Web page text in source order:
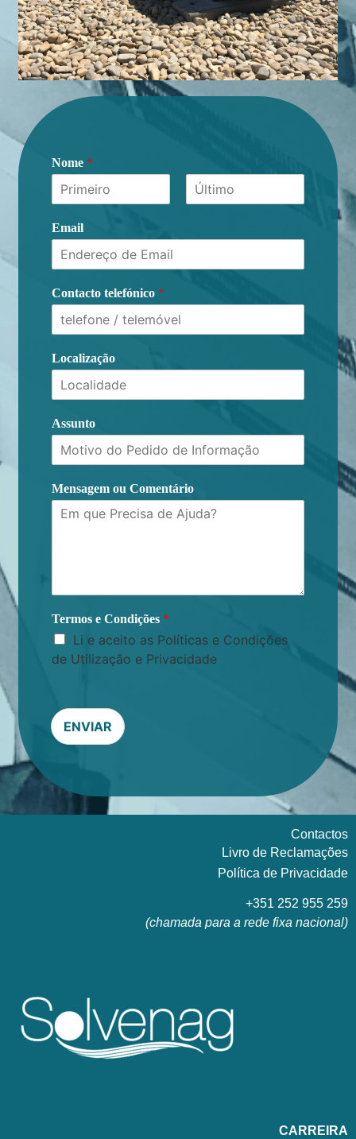
Nome *
Email
Contacto telefónico *
Localização
Assunto
Mensagem ou Comentário
Termos e Condições *
Li e aceito as Políticas e Condições
de Utilização e Privacidade
ENVIAR
Contactos
Livro de Reclamações
Política de Privacidade
+351 252 955 259
(chamada para a rede fixa nacional)
CARREIRA